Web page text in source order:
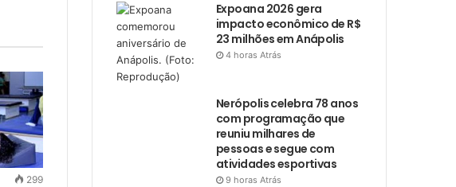
299
Expoana 2026 gera
impacto econômico de R$
23 milhões em Anápolis
4 horas Atrás
Nerópolis celebra 78 anos
com programação que
reuniu milhares de
pessoas e segue com
atividades esportivas
9 horas Atrás